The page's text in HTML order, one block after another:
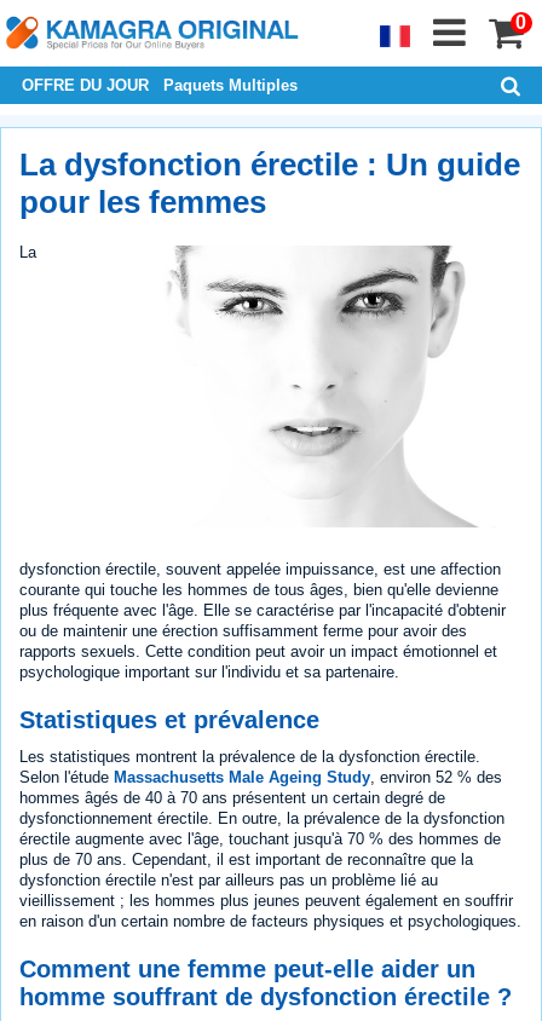
0
OFFRE DU JOUR Paquets Multiples
La dysfonction érectile : Un guide
pour les femmes
La
dysfonction érectile, souvent appelée impuissance, est une affection
courante qui touche les hommes de tous âges, bien qu'elle devienne
plus fréquente avec l'âge. Elle se caractérise par l'incapacité d'obtenir
ou de maintenir une érection suffisamment ferme pour avoir des
rapports sexuels. Cette condition peut avoir un impact émotionnel et
psychologique important sur l'individu et sa partenaire.
Statistiques et prévalence
Les statistiques montrent la prévalence de la dysfonction érectile.
Selon l'étude Massachusetts Male Ageing Study , environ 52 % des
hommes âgés de 40 à 70 ans présentent un certain degré de
dysfonctionnement érectile. En outre, la prévalence de la dysfonction
érectile augmente avec l'âge, touchant jusqu'à 70 % des hommes de
plus de 70 ans. Cependant, il est important de reconnaître que la
dysfonction érectile n'est par ailleurs pas un problème lié au
vieillissement ; les hommes plus jeunes peuvent également en souffrir
en raison d'un certain nombre de facteurs physiques et psychologiques.
Comment une femme peut-elle aider un
homme souffrant de dysfonction érectile ?